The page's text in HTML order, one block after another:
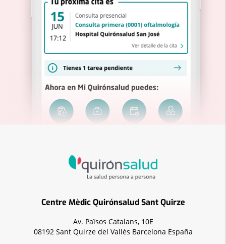
Centre Mèdic Quirónsalud Sant Quirze
Av. Països Catalans, 10E
08192 Sant Quirze del Vallès Barcelona España